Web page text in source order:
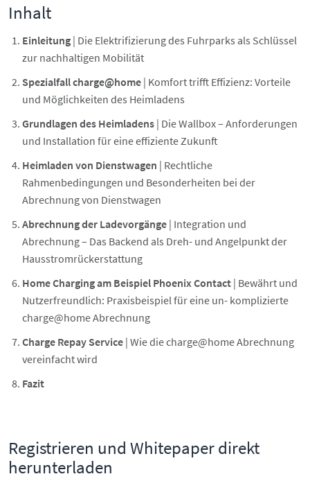
Inhalt
Einleitung | Die Elektrifizierung des Fuhrparks als Schlüssel
zur nachhaltigen Mobilität
Spezialfall charge@home | Komfort trifft Effizienz: Vorteile
und Möglichkeiten des Heimladens
Grundlagen des Heimladens | Die Wallbox – Anforderungen
und Installation für eine effiziente Zukunft
Heimladen von Dienstwagen | Rechtliche
Rahmenbedingungen und Besonderheiten bei der
Abrechnung von Dienstwagen
Abrechnung der Ladevorgänge | Integration und
Abrechnung – Das Backend als Dreh- und Angelpunkt der
Hausstromrückerstattung
Home Charging am Beispiel Phoenix Contact | Bewährt und
Nutzerfreundlich: Praxisbeispiel für eine un- komplizierte
charge@home Abrechnung
Charge Repay Service | Wie die charge@home Abrechnung
vereinfacht wird
Fazit
Registrieren und Whitepaper direkt
herunterladen